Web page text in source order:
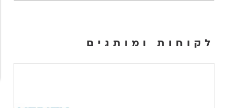
לקוחות ומותגים